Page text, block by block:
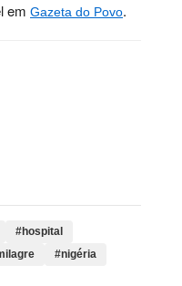
em Gazeta do Povo.
#hospital
#nigéria